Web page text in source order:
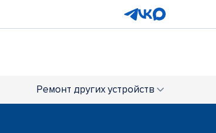
Ремонт других устройств